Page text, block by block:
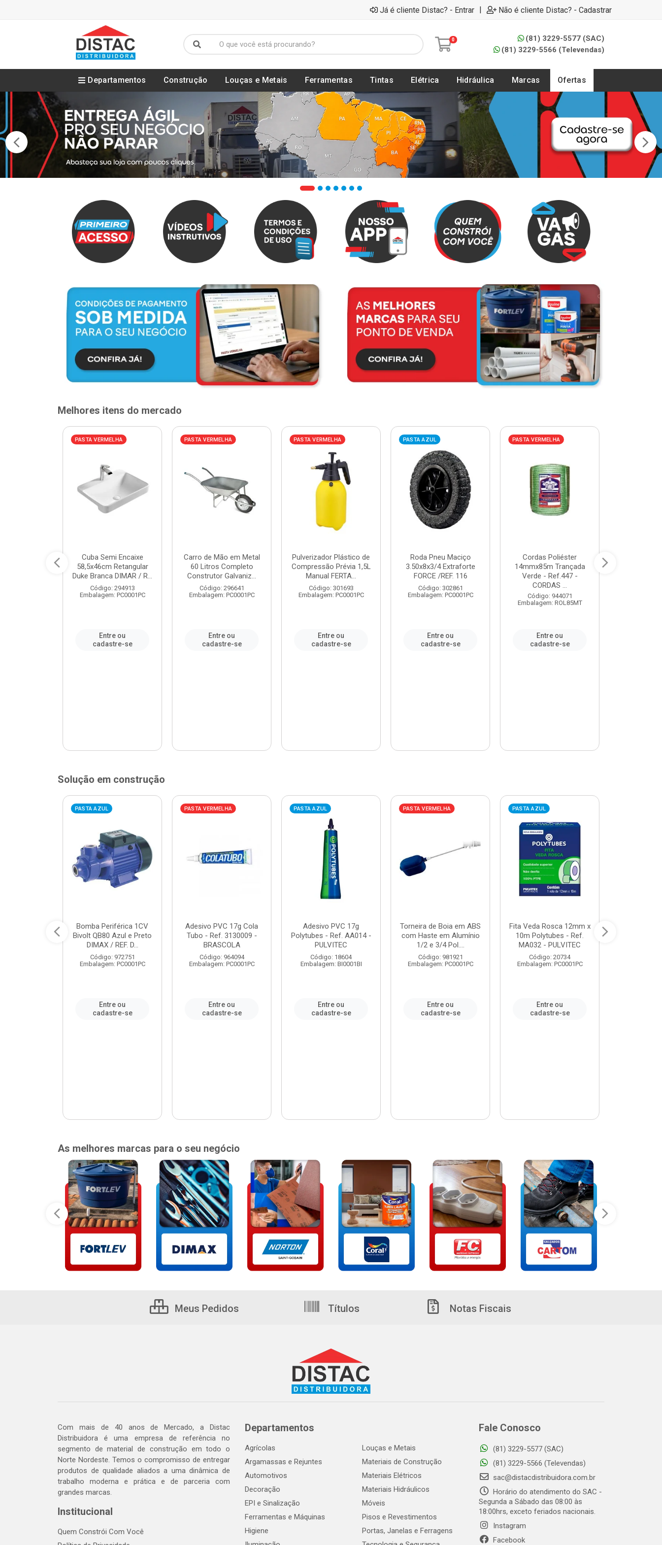
Já é cliente Distac? - Entrar | Não é cliente Distac? - Cadastrar
0
(81) 3229-5577 (SAC)
(81) 3229-5566 (Televendas)
Departamentos Construção Louças e Metais Ferramentas Tintas Elétrica Hidráulica Marcas Ofertas
Melhores itens do mercado
PASTA VERMELHA
Cuba Semi Encaixe
58,5x46cm Retangular
Duke Branca DIMAR / R...
Código: 294913
Embalagem: PC0001PC
Entre ou
cadastre-se
PASTA VERMELHA
Carro de Mão em Metal
60 Litros Completo
Construtor Galvaniz...
Código: 296641
Embalagem: PC0001PC
Entre ou
cadastre-se
PASTA VERMELHA
Pulverizador Plástico de
Compressão Prévia 1,5L
Manual FERTA...
Código: 301693
Embalagem: PC0001PC
Entre ou
cadastre-se
PASTA AZUL
Roda Pneu Maciço
3.50x8x3/4 Extraforte
FORCE /REF. 116
Código: 302861
Embalagem: PC0001PC
Entre ou
cadastre-se
PASTA VERMELHA
Cordas Poliéster
14mmx85m Trançada
Verde - Ref.447 -
CORDAS ...
Código: 944071
Embalagem: ROL85MT
Entre ou
cadastre-se
Solução em construção
PASTA AZUL
Bomba Periférica 1CV
Bivolt QB80 Azul e Preto
DIMAX / REF. D...
Código: 972751
Embalagem: PC0001PC
Entre ou
cadastre-se
PASTA VERMELHA
Adesivo PVC 17g Cola
Tubo - Ref. 3130009 -
BRASCOLA
Código: 964094
Embalagem: PC0001PC
Entre ou
cadastre-se
PASTA AZUL
Adesivo PVC 17g
Polytubes - Ref. AA014 -
PULVITEC
Código: 18604
Embalagem: BI0001BI
Entre ou
cadastre-se
PASTA VERMELHA
Torneira de Boia em ABS
com Haste em Alumínio
1/2 e 3/4 Pol....
Código: 981921
Embalagem: PC0001PC
Entre ou
cadastre-se
PASTA AZUL
Fita Veda Rosca 12mm x
10m Polytubes - Ref.
MA032 - PULVITEC
Código: 20734
Embalagem: PC0001PC
Entre ou
cadastre-se
As melhores marcas para o seu negócio
Meus Pedidos Títulos Notas Fiscais
Com mais de 40 anos de Mercado, a Distac
Distribuidora é uma empresa de referência no
segmento de material de construção em todo o
Norte Nordeste. Temos o compromisso de entregar
produtos de qualidade aliados a uma dinâmica de
trabalho moderna e prática e de parceria com
grandes marcas.
Institucional
Quem Constrói Com Você
Departamentos
Agrícolas
Argamassas e Rejuntes
Automotivos
Decoração
EPI e Sinalização
Ferramentas e Máquinas
Higiene
Louças e Metais
Materiais de Construção
Materiais Elétricos
Materiais Hidráulicos
Móveis
Pisos e Revestimentos
Portas, Janelas e Ferragens
Fale Conosco
(81) 3229-5577 (SAC)
(81) 3229-5566 (Televendas)
sac@distacdistribuidora.com.br
Horário do atendimento do SAC -
Segunda a Sábado das 08:00 às
18:00hrs, exceto feriados nacionais.
Instagram
Facebook